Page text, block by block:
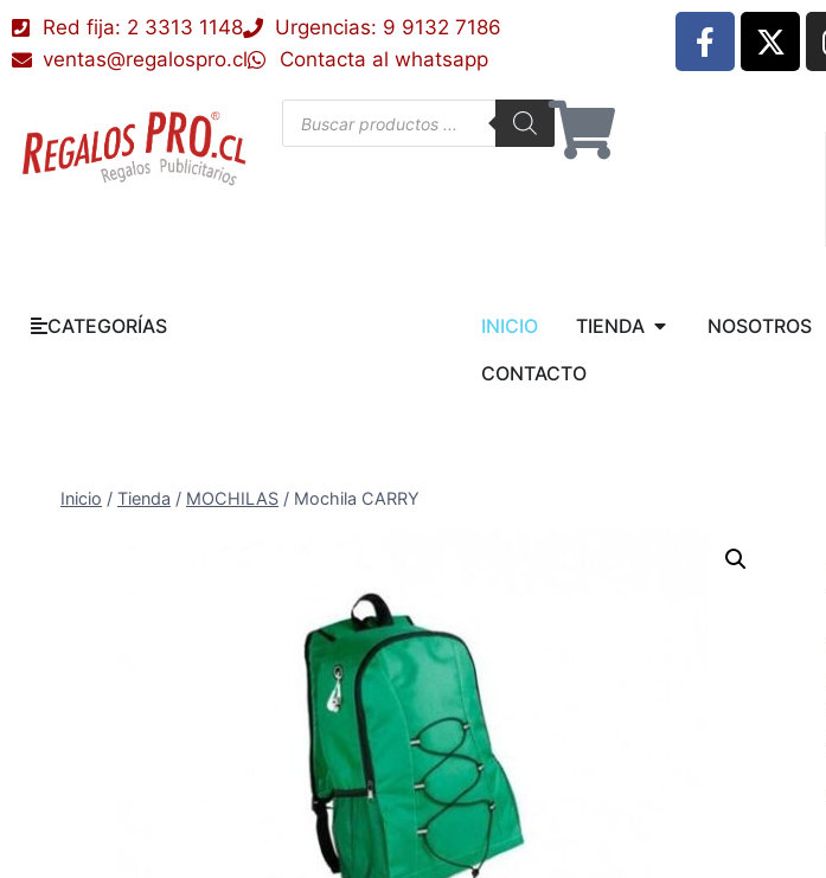
Red fija: 2 3313 1148
Urgencias: 9 9132 7186
ventas@regalospro.cl
Contacta al whatsapp
CATEGORÍAS INICIO TIENDA
NOSOTROS
CONTACTO
Inicio / Tienda / MOCHILAS / Mochila CARRY